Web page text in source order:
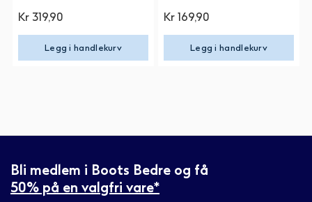
Kr 319,90
Legg i handlekurv
Kr 169,90
Legg i handlekurv
Bli medlem i Boots Bedre og få
50% på en valgfri vare*